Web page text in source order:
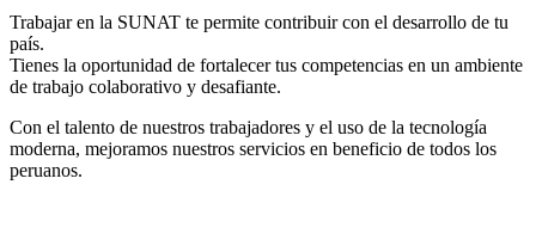
Trabajar en la SUNAT te permite contribuir con el desarrollo de tu
país.
Tienes la oportunidad de fortalecer tus competencias en un ambiente
de trabajo colaborativo y desafiante.
Con el talento de nuestros trabajadores y el uso de la tecnología
moderna, mejoramos nuestros servicios en beneficio de todos los
peruanos.